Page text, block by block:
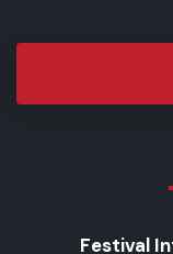
Festival